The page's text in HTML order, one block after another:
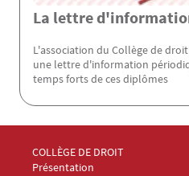
La lettre
L'association du Collège de
une lettre d'information
temps forts de ces diplômes
Menu Footer Collège et École de
COLLÈGE DE DROIT
Présentation